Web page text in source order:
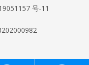
号-11